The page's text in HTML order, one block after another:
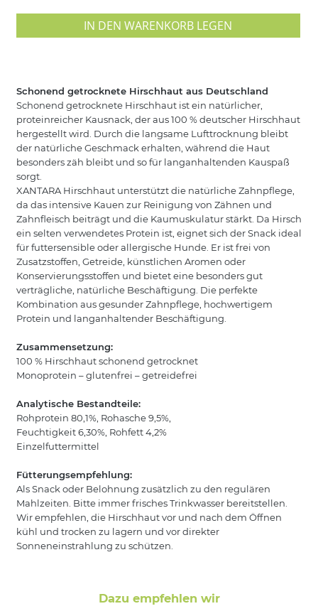
IN DEN WARENKORB LEGEN
Schonend getrocknete Hirschhaut aus Deutschland
Schonend getrocknete Hirschhaut ist ein natürlicher,
proteinreicher Kausnack, der aus 100 % deutscher Hirschhaut
hergestellt wird. Durch die langsame Lufttrocknung bleibt
der natürliche Geschmack erhalten, während die Haut
besonders zäh bleibt und so für langanhaltenden Kauspaß
sorgt.
XANTARA Hirschhaut unterstützt die natürliche Zahnpflege,
da das intensive Kauen zur Reinigung von Zähnen und
Zahnfleisch beiträgt und die Kaumuskulatur stärkt. Da Hirsch
ein selten verwendetes Protein ist, eignet sich der Snack ideal
für futtersensible oder allergische Hunde. Er ist frei von
Zusatzstoffen, Getreide, künstlichen Aromen oder
Konservierungsstoffen und bietet eine besonders gut
verträgliche, natürliche Beschäftigung. Die perfekte
Kombination aus gesunder Zahnpflege, hochwertigem
Protein und langanhaltender Beschäftigung.
Zusammensetzung:
100 % Hirschhaut schonend getrocknet
Monoprotein – glutenfrei – getreidefrei
Analytische Bestandteile:
Rohprotein 80,1%, Rohasche 9,5%,
Feuchtigkeit 6,30%, Rohfett 4,2%
Einzelfuttermittel
Fütterungsempfehlung:
Als Snack oder Belohnung zusätzlich zu den regulären
Mahlzeiten. Bitte immer frisches Trinkwasser bereitstellen.
Wir empfehlen, die Hirschhaut vor und nach dem Öffnen
kühl und trocken zu lagern und vor direkter
Sonneneinstrahlung zu schützen.
Dazu empfehlen wir